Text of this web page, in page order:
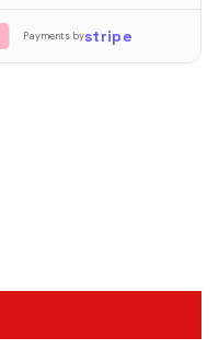
Payments bystripe